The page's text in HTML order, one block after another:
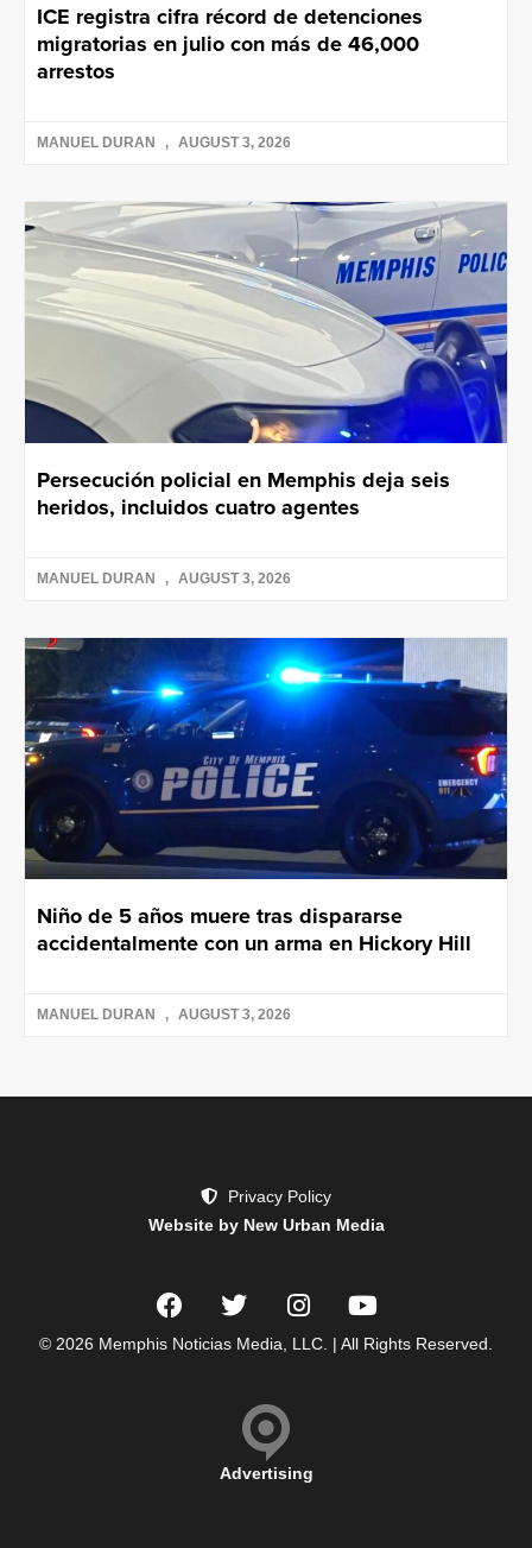
ICE registra cifra récord de detenciones
migratorias en julio con más de 46,000
arrestos
MANUEL DURAN AUGUST 3, 2026
Persecución policial en Memphis deja seis
heridos, incluidos cuatro agentes
MANUEL DURAN AUGUST 3, 2026
Niño de 5 años muere tras dispararse
accidentalmente con un arma en Hickory Hill
MANUEL DURAN AUGUST 3, 2026
Privacy Policy
Website by New Urban Media
© 2026 Memphis Noticias Media, LLC. | All Rights Reserved.
Advertising